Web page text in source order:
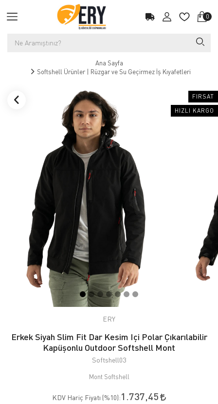
0
Ana Sayfa
Softshell Ürünler | Rüzgar ve Su Geçirmez İş Kıyafetleri
FIRSAT
HIZLI KARGO
ERY
Erkek Siyah Slim Fit Dar Kesim Içi Polar Çıkarılabilir
Kapüşonlu Outdoor Softshell Mont
Softshell03
Mont Softshell
KDV Hariç Fiyatı (%10):1.737,45